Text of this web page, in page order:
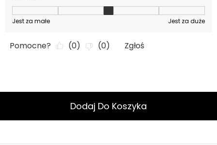
Dodaj Do Koszyka